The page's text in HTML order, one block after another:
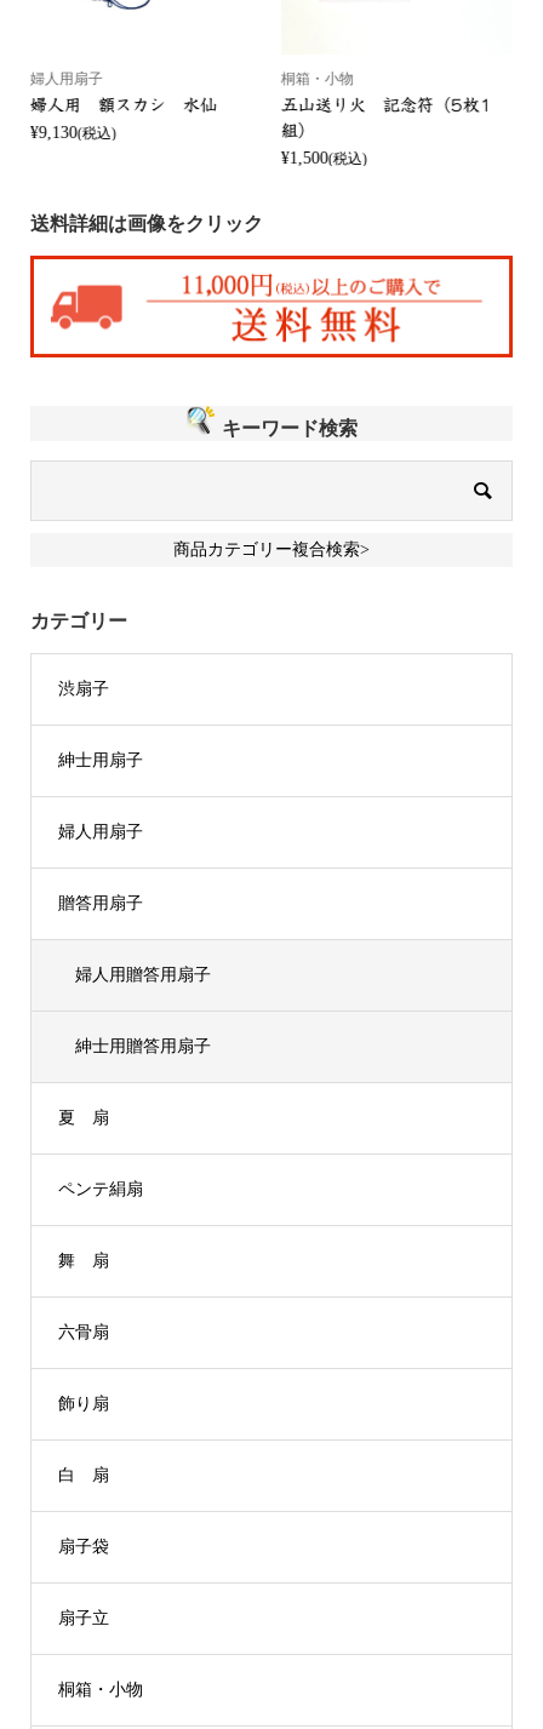
婦人用扇子
婦人用 額スカシ 水仙
¥9,130(税込)
桐箱・小物
五山送り火 記念符（5枚1
組）
¥1,500(税込)
送料詳細は画像をクリック
キーワード検索
商品カテゴリー複合検索>
カテゴリー
渋扇子
紳士用扇子
婦人用扇子
贈答用扇子
婦人用贈答用扇子
紳士用贈答用扇子
夏 扇
ペンテ絹扇
舞 扇
六骨扇
飾り扇
白 扇
扇子袋
扇子立
桐箱・小物